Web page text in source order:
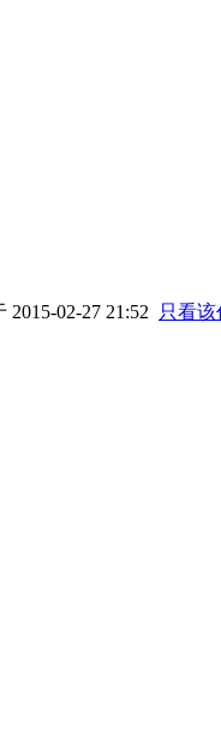
2015-02-27 21:52
只看该